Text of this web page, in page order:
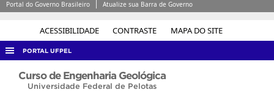
ACESSIBILIDADE CONTRASTE MAPA DO SITE
Portal do Governo Brasileiro Atualize sua Barra de Governo
PORTAL UFPEL
ACESSO À INFORMAÇÃO
Curso de Engenharia Geológica
Universidade Federal de Pelotas